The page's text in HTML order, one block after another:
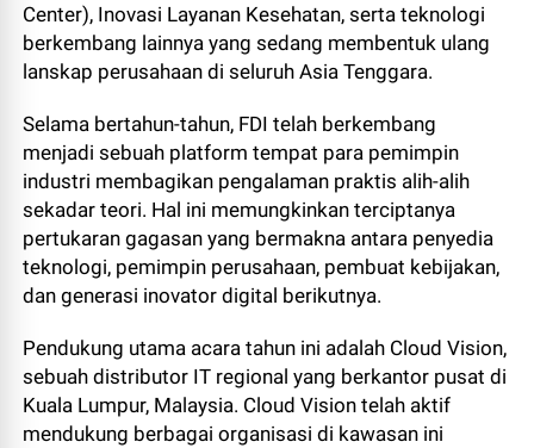
Center), Inovasi Layanan Kesehatan, serta teknologi
berkembang lainnya yang sedang membentuk ulang
lanskap perusahaan di seluruh Asia Tenggara.
Selama bertahun-tahun, FDI telah berkembang
menjadi sebuah platform tempat para pemimpin
industri membagikan pengalaman praktis alih-alih
sekadar teori. Hal ini memungkinkan terciptanya
pertukaran gagasan yang bermakna antara penyedia
teknologi, pemimpin perusahaan, pembuat kebijakan,
dan generasi inovator digital berikutnya.
Pendukung utama acara tahun ini adalah Cloud Vision,
sebuah distributor IT regional yang berkantor pusat di
Kuala Lumpur, Malaysia. Cloud Vision telah aktif
mendukung berbagai organisasi di kawasan ini